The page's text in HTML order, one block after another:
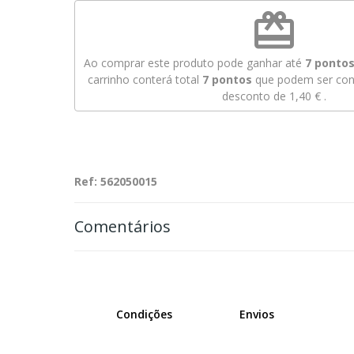
redeem
Ao comprar este produto pode ganhar até 7
carrinho conterá total 7pontos que podem ser
desconto de 1,40 € .
Ref: 562050015
Comentários
Condições Envios